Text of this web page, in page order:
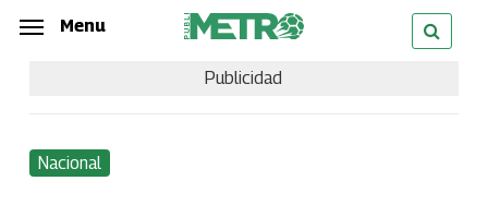
Skip
content
Menu
Publicidad
Nacional
Menu